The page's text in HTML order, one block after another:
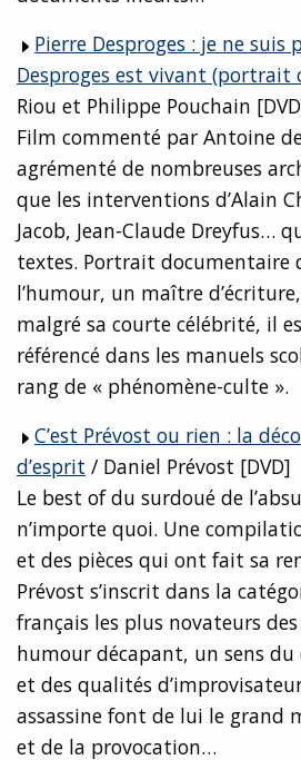
Pierre Desproges : je ne suis
Desproges est vivant (portrait
Riou et Philippe Pouchain
Film commenté par Antoine
agrémenté de nombreuses
que les interventions d’Alain
Jacob, Jean-Claude Dreyfus…
textes. Portrait documentaire
l’humour, un maître
malgré sa courte célébrité, il
référencé dans les manuels
rang de « phénomène-culte ».
C’est Prévost ou rien : la
d’esprit / Daniel Prévost [DVD]
Le best of du surdoué de
n’importe quoi. Une
et des pièces qui ont fait sa
Prévost s’inscrit dans la
français les plus novateurs
humour décapant, un sens du
et des qualités
assassine font de lui le grand
et de la provocation…